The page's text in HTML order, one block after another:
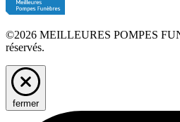
©2026 MEILLEURES POMPES
réservés.
fermer